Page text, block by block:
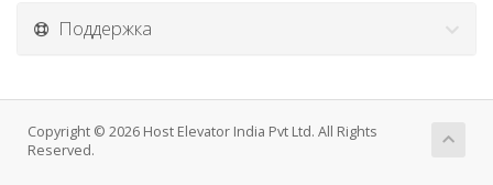
Поддержка
Copyright © 2026 Host Elevator India Pvt Ltd. All Rights
Reserved.